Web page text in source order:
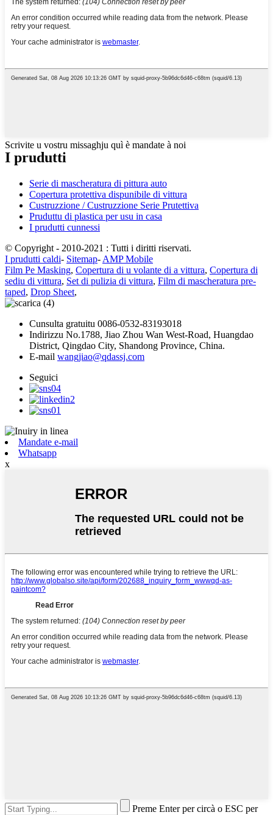
Scrivite u vostru missaghju quì è mandate à noi
I prudutti
Serie di mascheratura di pittura auto
Copertura protettiva dispunibile di vittura
Custruzzione / Custruzzione Serie Prutettiva
Pruduttu di plastica per usu in casa
I prudutti cunnessi
© Copyright - 2010-2021 : Tutti i diritti riservati.
I prudutti caldi- Sitemap- AMP Mobile
Film Pe Masking, Copertura di u volante di a vittura, Copertura di
sediu di vittura, Set di pulizia di vittura, Film di mascheratura pre-
taped, Drop Sheet,
Cunsulta gratuitu 0086-0532-83193018
Indirizzu No.1788, Jiao Zhou Wan West-Road, Huangdao
District, Qingdao City, Shandong Province, China.
E-mail wangjiao@qdassj.com
Seguici
Mandate e-mail
Whatsapp
x
Preme Enter per circà o ESC per